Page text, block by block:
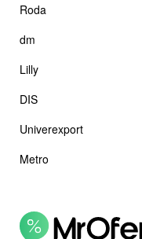
Roda
dm
Lilly
DIS
Univerexport
Metro